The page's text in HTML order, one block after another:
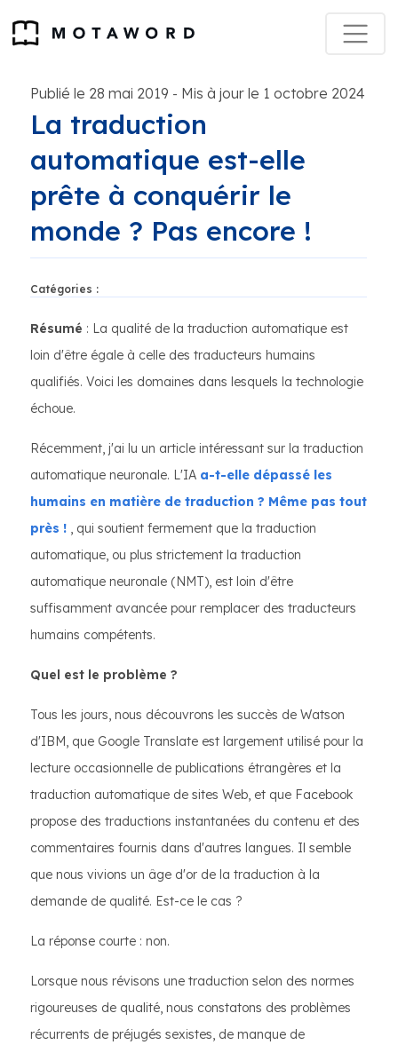
Publié le 28 mai 2019 - Mis à jour le 1 octobre 2024
La traduction
automatique est-elle
prête à conquérir le
monde ? Pas encore !
Catégories :
Résumé : La qualité de la traduction automatique est
loin d'être égale à celle des traducteurs humains
qualifiés. Voici les domaines dans lesquels la technologie
échoue.
Récemment, j'ai lu un article intéressant sur la traduction
automatique neuronale. L'IA a-t-elle dépassé les
humains en matière de traduction ? Même pas tout
près ! , qui soutient fermement que la traduction
automatique, ou plus strictement la traduction
automatique neuronale (NMT), est loin d'être
suffisamment avancée pour remplacer des traducteurs
humains compétents.
Quel est le problème ?
Tous les jours, nous découvrons les succès de Watson
d'IBM, que Google Translate est largement utilisé pour la
lecture occasionnelle de publications étrangères et la
traduction automatique de sites Web, et que Facebook
propose des traductions instantanées du contenu et des
commentaires fournis dans d'autres langues. Il semble
que nous vivions un âge d'or de la traduction à la
demande de qualité. Est-ce le cas ?
La réponse courte : non.
Lorsque nous révisons une traduction selon des normes
rigoureuses de qualité, nous constatons des problèmes
récurrents de préjugés sexistes, de manque de